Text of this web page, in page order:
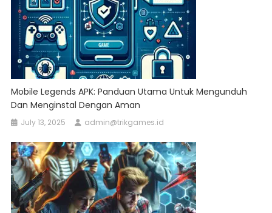
Mobile Legends APK: Panduan Utama Untuk Mengunduh
Dan Menginstal Dengan Aman
July 13, 2025 admin@trikgames.id